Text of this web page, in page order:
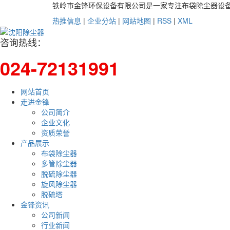
铁岭市金锋环保设备有限公司是一家专注布袋除尘器设
热推信息 | 企业分站 | 网站地图 | RSS | XML
咨询热线：
024-72131991
网站首页
走进金锋
公司简介
企业文化
资质荣誉
产品展示
布袋除尘器
多管除尘器
脱硫除尘器
旋风除尘器
脱硫塔
金锋资讯
公司新闻
行业新闻